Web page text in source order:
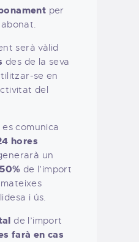
per
serà vàlid
des de la seva
se en
del
es comunica
hores
un
de l’import
i ús.
de l’import
farà en cas